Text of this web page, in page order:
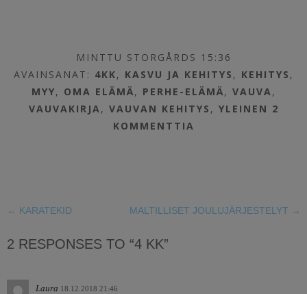
MINTTU STORGÅRDS 15:36
AVAINSANAT: 4KK, KASVU JA KEHITYS , KEHITYS ,
MYY, OMA ELÄMÄ, PERHE-ELÄMÄ,VAUVA ,
VAUVAKIRJA ,VAUVAN KEHITYS ,YLEINEN 2
KOMMENTTIA
← KARATEKID MALTILLISET JOULUJÄRJESTELYT →
2 RESPONSES TO “4 KK”
Laura 18.12.2018 21:46